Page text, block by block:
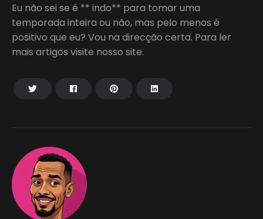
Eu não sei se é ** indo** para tomar uma
temporada inteira ou não, mas pelo menos é
positivo que eu? Vou na direcção certa. Para ler
mais artigos visite nosso site.